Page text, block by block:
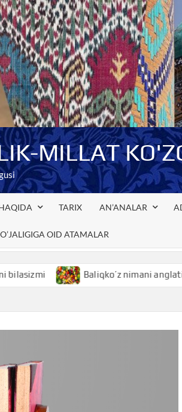
MILLAT
TARIX AN’ANALAR
OID ATAMALAR
Baliqko’z nimani anglatishini